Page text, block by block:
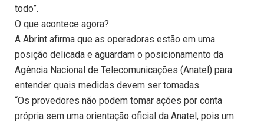
todo”.
O que acontece agora?
A Abrint afirma que as operadoras estão em uma
posição delicada e aguardam o posicionamento da
Agência Nacional de Telecomunicações (Anatel) para
entender quais medidas devem ser tomadas.
“Os provedores não podem tomar ações por conta
própria sem uma orientação oficial da Anatel, pois um